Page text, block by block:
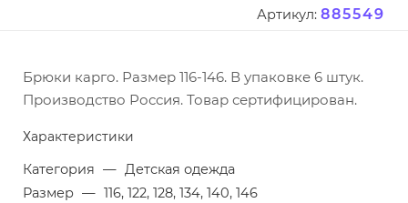
Артикул: 885549
Брюки карго. Размер 116-146. В упаковке 6 штук.
Производство Россия. Товар сертифицирован.
Характеристики
Категория — Детская одежда
Размер — 116, 122, 128, 134, 140, 146